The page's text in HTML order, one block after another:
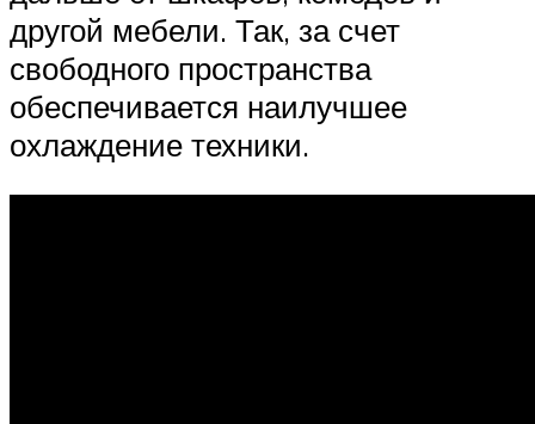
другой мебели. Так, за счет
свободного пространства
обеспечивается наилучшее
охлаждение техники.